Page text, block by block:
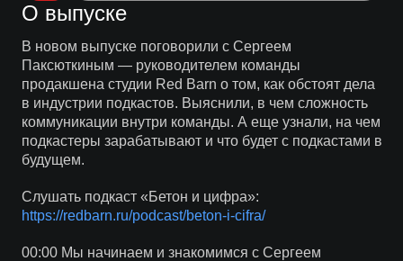
О выпуске
В новом выпуске поговорили с Сергеем
Паксюткиным — руководителем команды
продакшена студии Red Barn о том, как обстоят дела
в индустрии подкастов. Выяснили, в чем сложность
коммуникации внутри команды. А еще узнали, на чем
подкастеры зарабатывают и что будет с подкастами в
будущем.
Слушать подкаст «Бетон и цифра»:
https://redbarn.ru/podcast/beton-i-cifra/
00:00 Мы начинаем и знакомимся с Сергеем